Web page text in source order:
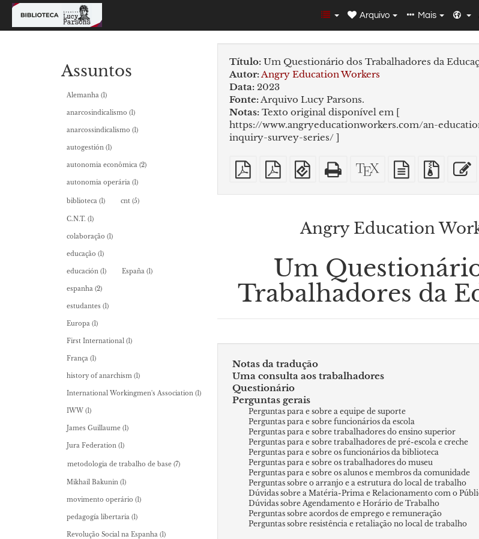
Arquivo Mais
Título: Um Questionário dos Trabalhadores da
Autor:Angry Education Workers
Data: 2023
Fonte:Arquivo Lucy Parsons.
Notas: Texto original disponível em [
https://www.angryeducationworkers.com/an-
inquiry-survey-series/ ]
PDF
simples
PDF
imposto
EPUB
(para
HTML
puro
Código-
fonte
fonte
em
fonte
Angry Education
Um
Trabalhadores da
Notas da tradução
Uma consulta aos trabalhadores
Questionário
Perguntas gerais
Perguntas para e sobre a equipe de suporte
Perguntas para e sobre funcionários da escola
Perguntas para e sobre trabalhadores do ensino superior
Perguntas para e sobre trabalhadores de pré-escola e creche
Perguntas para e sobre os funcionários da biblioteca
Perguntas para e sobre os trabalhadores do museu
Perguntas para e sobre os alunos e membros da comunidade
Perguntas sobre o arranjo e a estrutura do local de trabalho
Dúvidas sobre a Matéria-Prima e Relacionamento com o
Dúvidas sobre Agendamento e Horário de Trabalho
Perguntas sobre acordos de emprego e remuneração
Perguntas sobre resistência e retaliação no local de trabalho
Assuntos
Alemanha (1)
anarcosindicalismo (1)
anarcossindicalismo (1)
autogestión (1)
autonomia econômica (2)
autonomia operária (1)
biblioteca (1) cnt (5)
C.N.T. (1)
colaboração (1)
educação (1)
educación (1) España (1)
espanha (2)
estudantes (1)
Europa (1)
First International (1)
França (1)
history of anarchism (1)
International Workingmen's Association (1)
IWW (1)
James Guillaume (1)
Jura Federation (1)
metodologia de trabalho de base (7)
Mikhail Bakunin (1)
movimento operário (1)
pedagogía libertaria (1)
Revolução Social na Espanha (1)